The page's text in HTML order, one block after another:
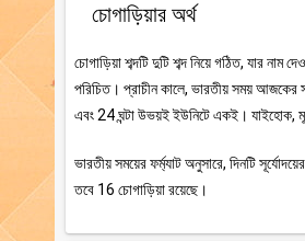
চোগাড়িয়ার অর্থ
চোগাড়িয়া শব্দটি দুটি শব্দ নিয়ে গঠিত, যার
পরিচিত। প্রাচীন কালে, ভারতীয় সময় আজকের
এবং 24 ঘন্টা উভয়ই ইউনিটে একই। যাইহোক,
ভারতীয় সময়ের ফর্ম্যাট অনুসারে, দিনটি
তবে 16 চোগাড়িয়া রয়েছে।